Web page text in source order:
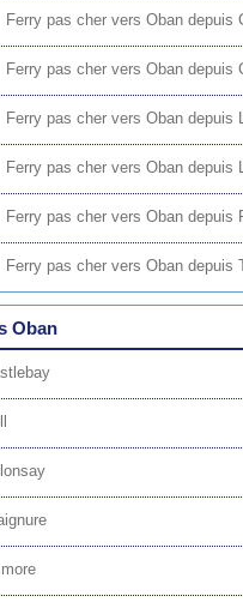
Ferry pas cher vers Oban depuis
Ferry pas cher vers Oban depuis
Ferry pas cher vers Oban depuis
Ferry pas cher vers Oban depuis
Ferry pas cher vers Oban depuis
Ferry pas cher vers Oban depuis
Oban